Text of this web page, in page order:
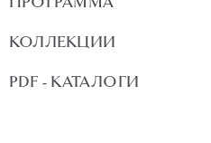
КОЛЛЕКЦИИ
PDF - КАТАЛОГИ